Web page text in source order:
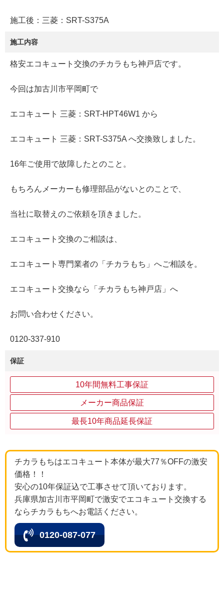
施工後：三菱：SRT-S375A
施工内容
格安エコキュート交換のチカラもち神戸店です。
今回は加古川市平岡町で
エコキュート 三菱：SRT-HPT46W1 から
エコキュート 三菱：SRT-S375A へ交換致しました。
16年ご使用で故障したとのこと。
もちろんメーカーも修理部品がないとのことで、
当社に取替えのご依頼を頂きました。
エコキュート交換のご相談は、
エコキュート専門業者の「チカラもち」へご相談を。
エコキュート交換なら「チカラもち神戸店」へ
お問い合わせください。
0120‐337‐910
保証
10年間無料工事保証
メーカー商品保証
最長10年商品延長保証
チカラもちはエコキュート本体が最大77％OFFの激安
価格！！
安心の10年保証込で工事させて頂いております。
兵庫県加古川市平岡町で激安でエコキュート交換する
ならチカラもちへお電話ください。
0120-087-077